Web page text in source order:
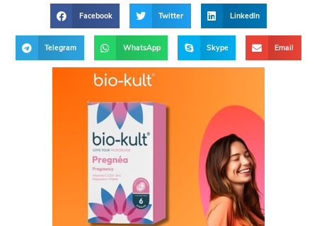
Facebook Twitter LinkedIn
Telegram WhatsApp Skype Email